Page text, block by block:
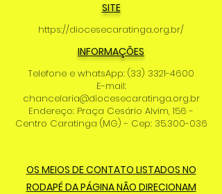
SITE
https://diocesecaratinga.org.br/
INFORMAÇÕES
Telefone e whatsApp: (33) 3321-4600
E-mail:
chancelaria@diocesecaratinga.org.br
Endereço: Praça Cesário Alvim, 156 -
Centro Caratinga (MG) - Cep: 35.300-036
OS MEIOS DE CONTATO LISTADOS NO
RODAPÉ DA PÁGINA NÃO DIRECIONAM